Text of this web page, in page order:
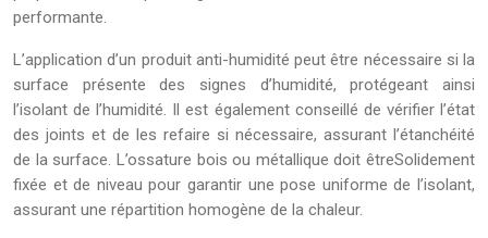
performante.
L’application d’un produit anti-humidité peut être nécessaire si la
surface présente des signes d’humidité, protégeant ainsi
l’isolant de l’humidité. Il est également conseillé de vérifier l’état
des joints et de les refaire si nécessaire, assurant l’étanchéité
de la surface. L’ossature bois ou métallique doit êtreSolidement
fixée et de niveau pour garantir une pose uniforme de l’isolant,
assurant une répartition homogène de la chaleur.